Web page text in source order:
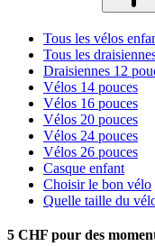
Tous les vélos
Tous les
Draisiennes 12
Vélos 14 pouces
Vélos 16 pouces
Vélos 20 pouces
Vélos 24 pouces
Vélos 26 pouces
Casque enfant
Choisir le bon vélo
Quelle taille du
5 CHF pour des